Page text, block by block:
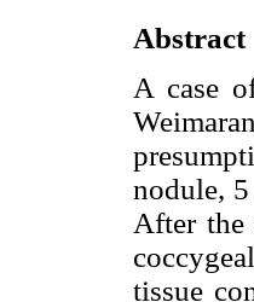
Abstract
A case
nodule,
After the
tissue